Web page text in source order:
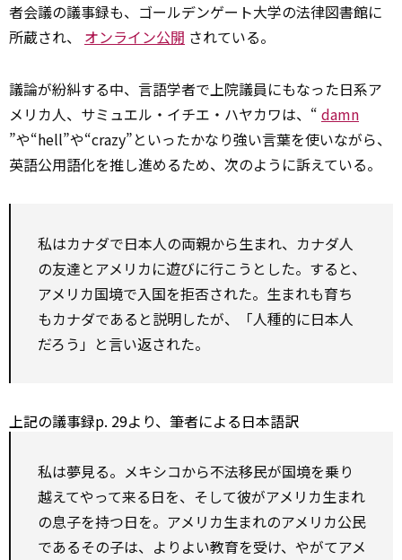
者会議の議事録も、ゴールデンゲート大学の法律図書館に
所蔵され、 オンライン公開 されている。
議論が紛糾する中、言語学者で上院議員にもなった日系ア
メリカ人、サミュエル・イチエ・ハヤカワは、“ damn
”や“hell”や“crazy”といったかなり強い言葉を使いながら、
英語公用語化を推し進めるため、次のように訴えている。
私はカナダで日本人の両親から生まれ、カナダ人
の友達とアメリカに遊びに行こうとした。すると、
アメリカ国境で入国を拒否された。生まれも育ち
もカナダであると説明したが、「人種的に日本人
だろう」と言い返された。
上記の議事録p. 29より、筆者による日本語訳
私は夢見る。メキシコから不法移民が国境を乗り
越えてやって来る日を、そして彼がアメリカ生まれ
の息子を持つ日を。アメリカ生まれのアメリカ公民
であるその子は、よりよい教育を受け、やがてアメ